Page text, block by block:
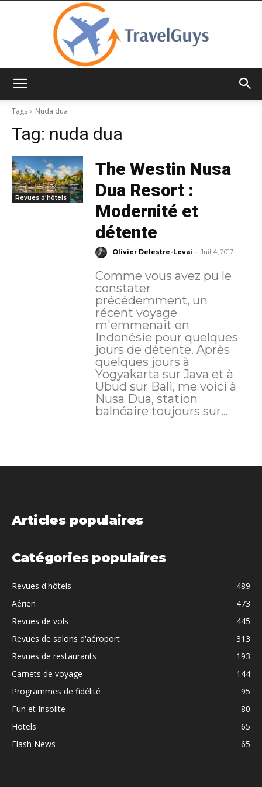
Tags
Nuda dua
Tag: nuda dua
Revues d'hôtels
The Westin Nusa
Dua Resort :
Modernité et
détente
Olivier Delestre-Levai - Juil 4, 2017
Comme vous avez pu le
constater
précédemment, un
récent voyage
m'emmenait en
Indonésie pour quelques
jours de détente. Après
quelques jours à
Yogyakarta sur Java et à
Ubud sur Bali, me voici à
Nusa Dua, station
balnéaire toujours sur...
Articles populaires
Catégories populaires
Revues d'hôtels
489
Aérien
473
Revues de vols
445
Revues de salons d'aéroport
313
Revues de restaurants
193
Carnets de voyage
144
Programmes de fidélité
95
Fun et Insolite
80
Hotels
65
Flash News
65